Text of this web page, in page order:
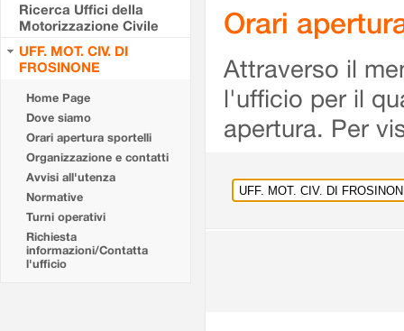
Ricerca Uffici della
Motorizzazione Civile
UFF. MOT. CIV. DI
FROSINONE
Home Page
Dove siamo
Orari apertura sportelli
Organizzazione e contatti
Avvisi all'utenza
Normative
Turni operativi
Richiesta
informazioni/Contatta
l'ufficio
Orari
Attraverso il
l'ufficio per il
apertura. Per